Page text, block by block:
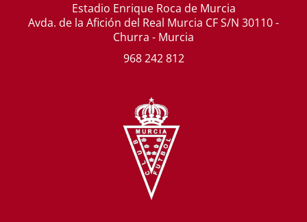
Estadio Enrique Roca de Murcia
Avda. de la Afición del Real Murcia CF S/N 30110 -
Churra - Murcia
968 242 812